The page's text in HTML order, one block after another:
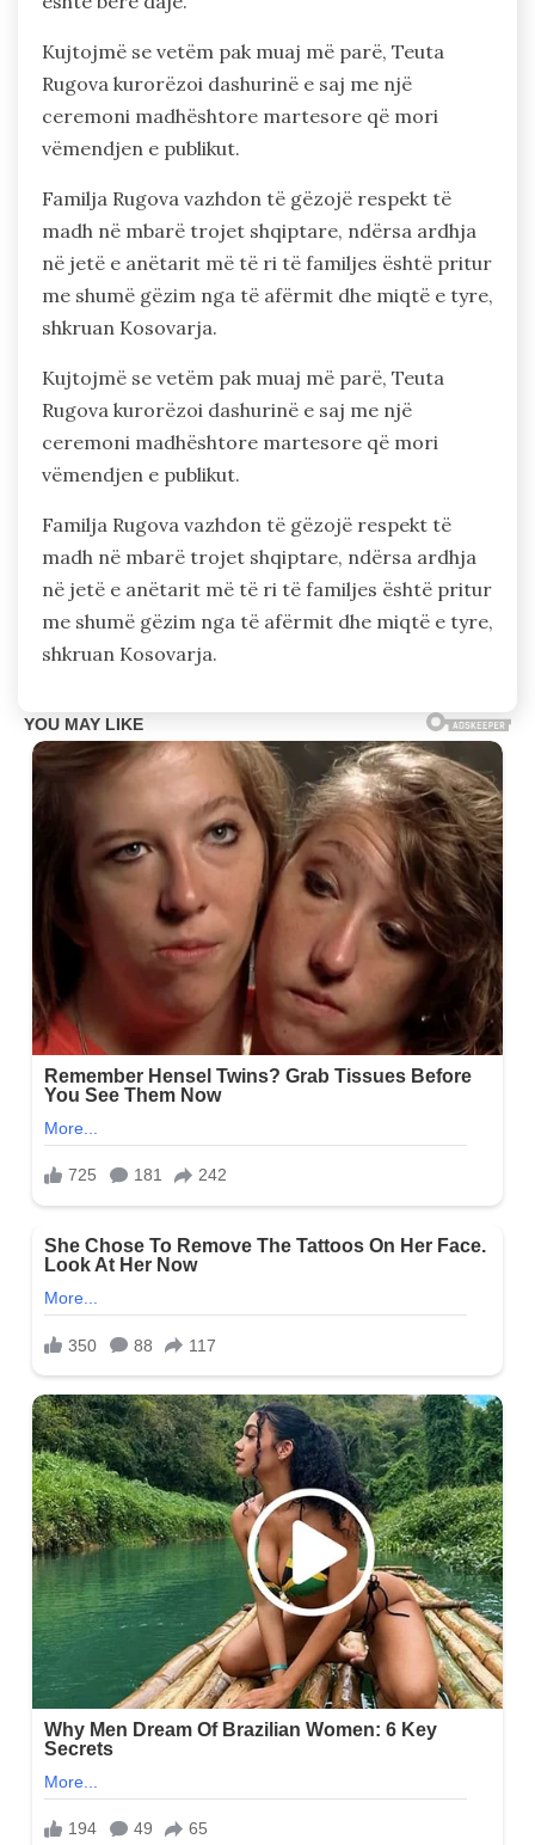
Kujtojmë se vetëm pak muaj më parë, Teuta
Rugova kurorëzoi dashurinë e saj me një
ceremoni madhështore martesore që mori
vëmendjen e publikut.
Familja Rugova vazhdon të gëzojë respekt të
madh në mbarë trojet shqiptare, ndërsa ardhja
në jetë e anëtarit më të ri të familjes është pritur
me shumë gëzim nga të afërmit dhe miqtë e tyre,
shkruan Kosovarja.
Kujtojmë se vetëm pak muaj më parë, Teuta
Rugova kurorëzoi dashurinë e saj me një
ceremoni madhështore martesore që mori
vëmendjen e publikut.
Familja Rugova vazhdon të gëzojë respekt të
madh në mbarë trojet shqiptare, ndërsa ardhja
në jetë e anëtarit më të ri të familjes është pritur
me shumë gëzim nga të afërmit dhe miqtë e tyre,
shkruan Kosovarja.